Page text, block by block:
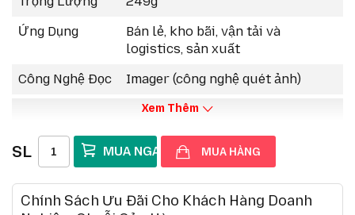
Ứng Dụng
Bán lẻ, kho bãi, vận tải và
logistics, sản xuất
Công Nghệ Đọc
Imager (công nghệ quét ảnh)
Xem Thêm
SL MUA HÀNG
Chính Sách Ưu Đãi Cho Khách Hàng Doanh